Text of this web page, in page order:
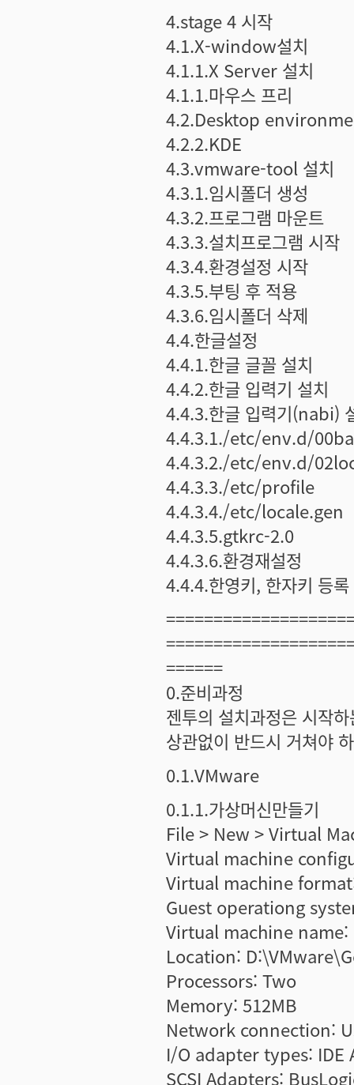
4.stage 4 시작
4.1.X-window설치
4.1.1.X Server 설치
4.1.1.마우스 프리
4.2.Desktop
4.2.2.KDE
4.3.vmware-tool 설치
4.3.1.임시폴더 생성
4.3.2.프로그램 마운트
4.3.3.설치프로그램 시작
4.3.4.환경설정 시작
4.3.5.부팅 후 적용
4.3.6.임시폴더 삭제
4.4.한글설정
4.4.1.한글 글꼴 설치
4.4.2.한글 입력기 설치
4.4.3.한글 입력기(nabi)
4.4.3.1./etc/env.d/
4.4.3.2./etc/env.d/
4.4.3.3./etc/profile
4.4.3.4./etc/locale.gen
4.4.3.5.gtkrc-2.0
4.4.3.6.환경재설정
4.4.4.한영키, 한자키 등록
======
0.준비과정
젠투의 설치과정은 시작
상관없이 반드시 거쳐야
0.1.VMware
0.1.1.가상머신만들기
File > New > Virtual
Virtual machine
Virtual machine
Guest operationg
Virtual machine
Location:
Processors: Two
Memory: 512MB
Network connection:
I/O adapter types: IDE
SCSI Adapters: